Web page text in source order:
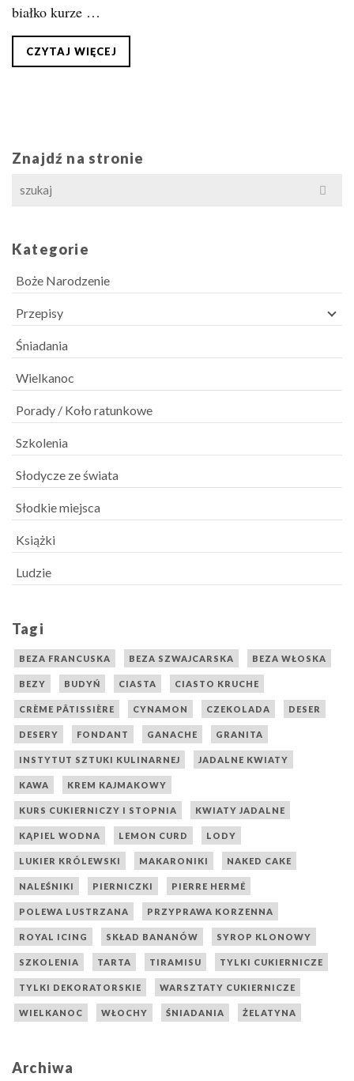
białko kurze …
CZYTAJ WIĘCEJ
Znajdź na stronie
Search
for:
Kategorie
Boże Narodzenie
Przepisy
Śniadania
Wielkanoc
Porady / Koło ratunkowe
Szkolenia
Słodycze ze świata
Słodkie miejsca
Książki
Ludzie
Tagi
BEZA FRANCUSKA BEZA SZWAJCARSKA BEZA WŁOSKA
BEZY BUDYŃ CIASTA CIASTO KRUCHE
CRÈME PÂTISSIÈRE CYNAMON CZEKOLADA DESER
DESERY FONDANT GANACHE GRANITA
INSTYTUT SZTUKI KULINARNEJ JADALNE KWIATY
KAWA KREM KAJMAKOWY
KURS CUKIERNICZY I STOPNIA KWIATY JADALNE
KĄPIEL WODNA LEMON CURD LODY
LUKIER KRÓLEWSKI MAKARONIKI NAKED CAKE
NALEŚNIKI PIERNICZKI PIERRE HERMÉ
POLEWA LUSTRZANA PRZYPRAWA KORZENNA
ROYAL ICING SKŁAD BANANÓW SYROP KLONOWY
SZKOLENIA TARTA TIRAMISU TYLKI CUKIERNICZE
TYLKI DEKORATORSKIE WARSZTATY CUKIERNICZE
WIELKANOC WŁOCHY ŚNIADANIA ŻELATYNA
Archiwa